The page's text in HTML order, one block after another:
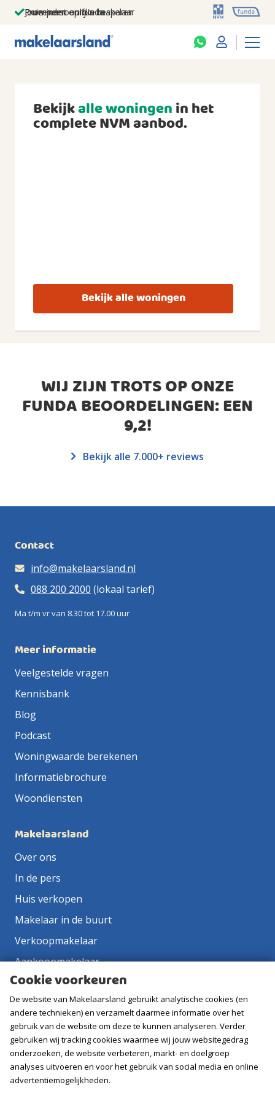
Jouw persoonlijke makelaar
Duizenden euro's besparen
Prominent op funda
Bekijkalle woningenin het
complete NVM aanbod.
Bekijk alle woningen
WIJ ZIJN TROTS OP ONZE
FUNDA BEOORDELINGEN: EEN
9,2!
Bekijk alle 7.000+ reviews
Contact
info@makelaarsland.nl
088 200 2000 (lokaal tarief)
Ma t/m vr van 8.30 tot 17.00 uur
Meer informatie
Veelgestelde vragen
Kennisbank
Blog
Podcast
Woningwaarde berekenen
Informatiebrochure
Woondiensten
Makelaarsland
Over ons
In de pers
Huis verkopen
Makelaar in de buurt
Verkoopmakelaar
Aankoopmakelaar
Contact
Vacatures
Volg ons
Cookie voorkeuren
De website van Makelaarsland gebruikt analytische cookies (en
andere technieken) en verzamelt daarmee informatie over het
gebruik van de website om deze te kunnen analyseren. Verder
gebruiken wij tracking cookies waarmee wij jouw websitegedrag
onderzoeken, de website verbeteren, markt- en doelgroep
analyses uitvoeren en voor het gebruik van social media en online
advertentiemogelijkheden.